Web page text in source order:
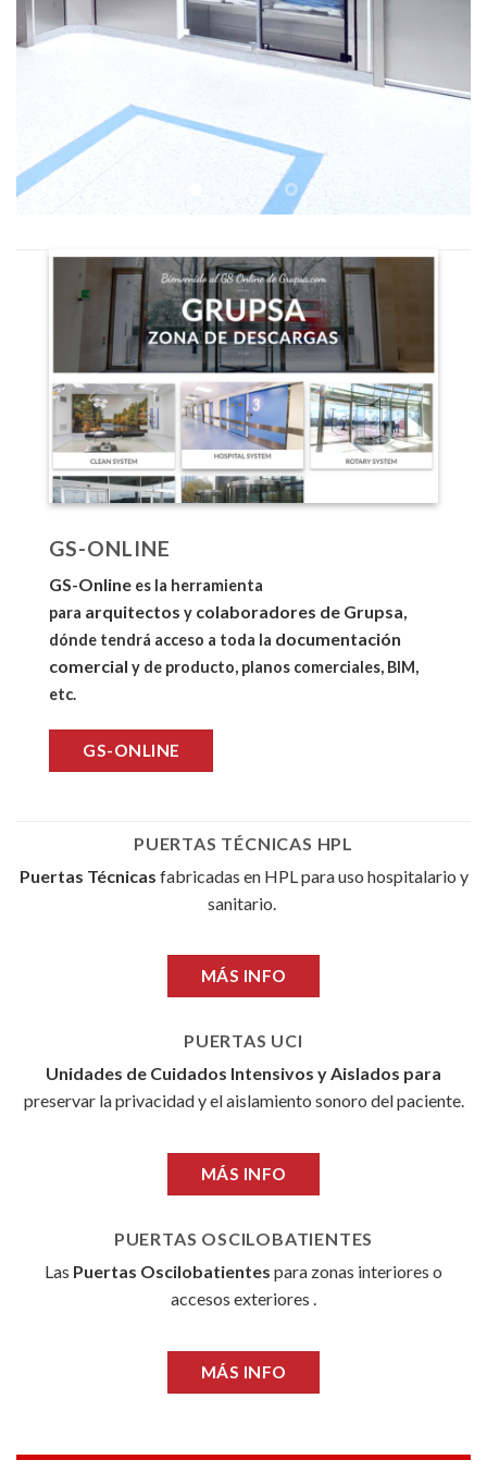
QUIRÓFANOS
LLAVE EN MANO
GS-ONLINE
GS-Online es la herramienta
para arquitectos y colaboradores de Grupsa,
dónde tendrá acceso a toda la documentación
comercial y de producto, planos comerciales, BIM,
etc.
GS-ONLINE
PUERTAS TÉCNICAS HPL
Puertas Técnicas fabricadas en HPL para uso hospitalario y
sanitario.
MÁS INFO
PUERTAS UCI
Unidades de Cuidados Intensivos y Aislados para
preservar la privacidad y el aislamiento sonoro del paciente.
MÁS INFO
PUERTAS OSCILOBATIENTES
Las Puertas Oscilobatientes para zonas interiores o
accesos exteriores .
MÁS INFO